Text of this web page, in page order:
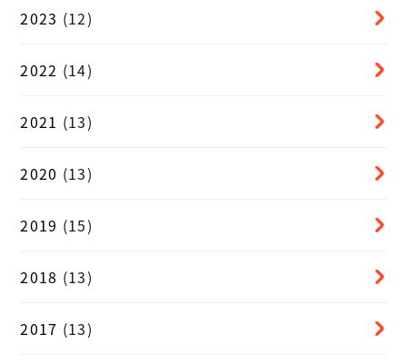
2023 (12)
2022 (14)
2021 (13)
2020 (13)
2019 (15)
2018 (13)
2017 (13)